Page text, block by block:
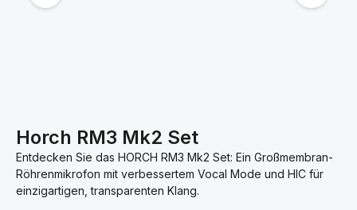
Horch RM3 Mk2 Set
Entdecken Sie das HORCH RM3 Mk2 Set: Ein Großmembran-
Röhrenmikrofon mit verbessertem Vocal Mode und HIC für
einzigartigen, transparenten Klang.